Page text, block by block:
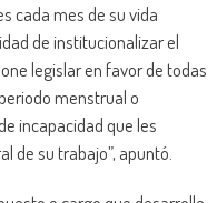
cada mes de su vida
de institucionalizar el
legislar en favor de todas
menstrual o
incapacidad que les
de su trabajo”, apuntó.